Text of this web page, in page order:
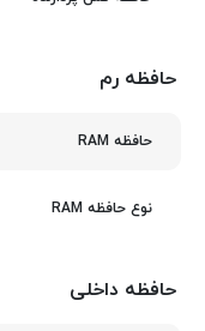
حافظه رم
حافظه RAM
نوع حافظه RAM
حافظه داخلی